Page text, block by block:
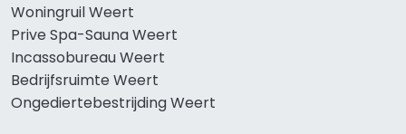
Woningruil Weert
Prive Spa-Sauna Weert
Incassobureau Weert
Bedrijfsruimte Weert
Ongediertebestrijding Weert